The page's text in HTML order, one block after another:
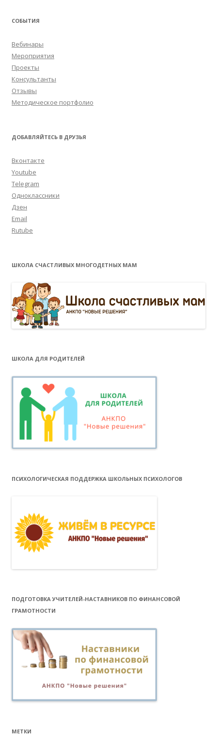
СОБЫТИЯ
Вебинары
Мероприятия
Проекты
Консультанты
Отзывы
Методическое портфолио
ДОБАВЛЯЙТЕСЬ В ДРУЗЬЯ
Вконтакте
Youtube
Telegram
Одноклассники
Дзен
Email
Rutube
ШКОЛА СЧАСТЛИВЫХ МНОГОДЕТНЫХ МАМ
ШКОЛА ДЛЯ РОДИТЕЛЕЙ
ПСИХОЛОГИЧЕСКАЯ ПОДДЕРЖКА ШКОЛЬНЫХ ПСИХОЛОГОВ
ПОДГОТОВКА УЧИТЕЛЕЙ-НАСТАВНИКОВ ПО ФИНАНСОВОЙ
ГРАМОТНОСТИ
МЕТКИ